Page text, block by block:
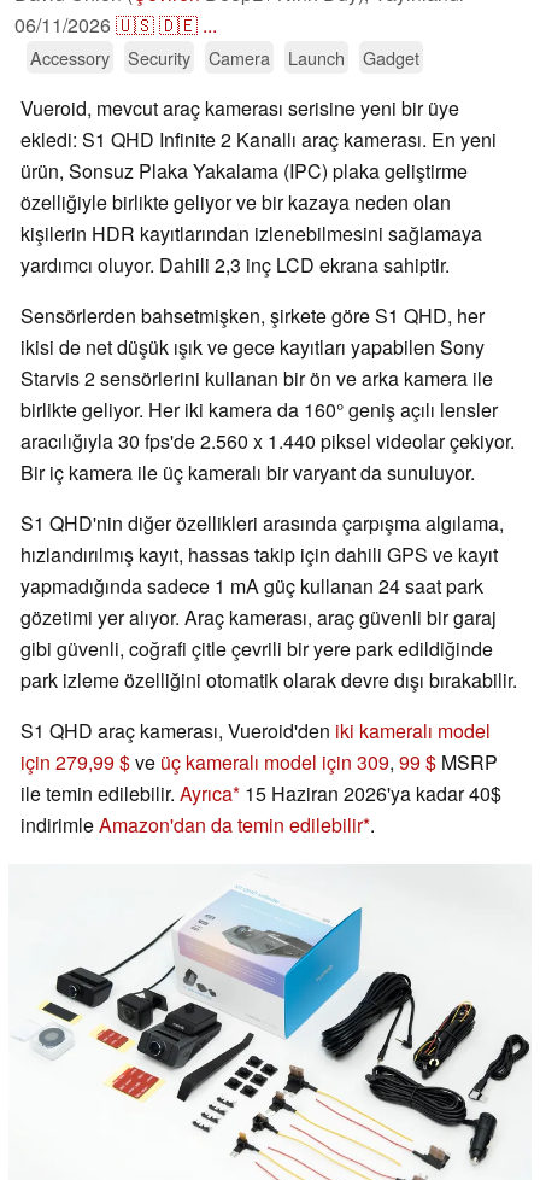
06/11/2026🇺🇸🇩🇪 ...
Accessory Security Camera Launch Gadget
Vueroid, mevcut araç kamerası serisine yeni bir üye
ekledi: S1 QHD Infinite 2 Kanallı araç kamerası. En yeni
ürün, Sonsuz Plaka Yakalama (IPC) plaka geliştirme
özelliğiyle birlikte geliyor ve bir kazaya neden olan
kişilerin HDR kayıtlarından izlenebilmesini sağlamaya
yardımcı oluyor. Dahili 2,3 inç LCD ekrana sahiptir.
Sensörlerden bahsetmişken, şirkete göre S1 QHD, her
ikisi de net düşük ışık ve gece kayıtları yapabilen Sony
Starvis 2 sensörlerini kullanan bir ön ve arka kamera ile
birlikte geliyor. Her iki kamera da 160° geniş açılı lensler
aracılığıyla 30 fps'de 2.560 x 1.440 piksel videolar çekiyor.
Bir iç kamera ile üç kameralı bir varyant da sunuluyor.
S1 QHD'nin diğer özellikleri arasında çarpışma algılama,
hızlandırılmış kayıt, hassas takip için dahili GPS ve kayıt
yapmadığında sadece 1 mA güç kullanan 24 saat park
gözetimi yer alıyor. Araç kamerası, araç güvenli bir garaj
gibi güvenli, coğrafi çitle çevrili bir yere park edildiğinde
park izleme özelliğini otomatik olarak devre dışı bırakabilir.
S1 QHD araç kamerası, Vueroid'den iki kameralı model
için 279,99 $ve üç kameralı model için 309, 99 $ MSRP
ile temin edilebilir. Ayrıca 15 Haziran 2026'ya kadar 40$
indirimleAmazon'dan da temin edilebilir .